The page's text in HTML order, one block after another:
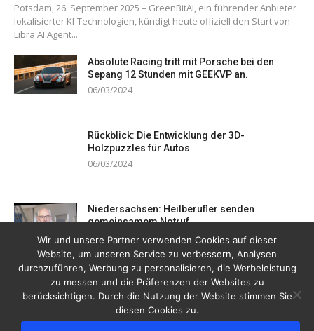
Potsdam, 26. September 2025 – GreenBitAI, ein führender Anbieter
lokalisierter KI-Technologien, kündigt heute offiziell den Start von
Libra AI Agent...
Absolute Racing tritt mit Porsche bei den
Sepang 12 Stunden mit GEEKVP an.
06/03/2024
Rückblick: Die Entwicklung der 3D-
Holzpuzzles für Autos
06/03/2024
Niedersachsen: Heilberufler senden
gemeinsamem Notruf
19/12/2023
Wir und unsere Partner verwenden Cookies auf dieser
Website, um unseren Service zu verbessern, Analysen
durchzuführen, Werbung zu personalisieren, die Werbeleistung
zu messen und die Präferenzen der Websites zu
berücksichtigen. Durch die Nutzung der Website stimmen Sie
diesen Cookies zu.